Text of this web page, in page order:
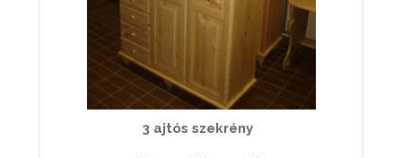
3 ajtós szekrény